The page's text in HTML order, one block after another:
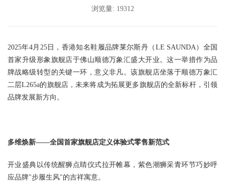
浏览量: 19312
2025年4月25日，香港知名鞋履品牌莱尔斯丹（LE SAUNDA）全国
首家升级形象旗舰店于佛山顺德万象汇盛大开业。这一举措作为品
牌战略级转型的关键一环，意义非凡。该旗舰店坐落于顺德万象汇
二层L265a的旗舰店，未来将成为拓展更多旗舰店的全新标杆，引领
品牌发展新方向。
多维焕新——全国首家旗舰店定义体验式零售新范式
开业盛典以传统醒狮点睛仪式拉开帷幕，紫色潮狮采青环节巧妙呼
应品牌"步履生风"的吉祥寓意。